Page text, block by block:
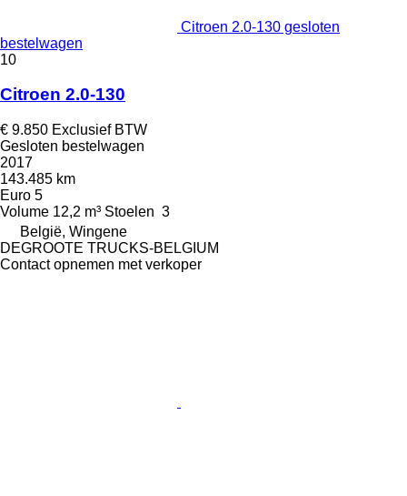
Citroen 2.0-130 gesloten
bestelwagen
10
Citroen 2.0-130
€ 9.850 Exclusief BTW
Gesloten bestelwagen
2017
143.485 km
Euro 5
Volume 12,2 m³ Stoelen 3
België, Wingene
DEGROOTE TRUCKS-BELGIUM
Contact opnemen met verkoper